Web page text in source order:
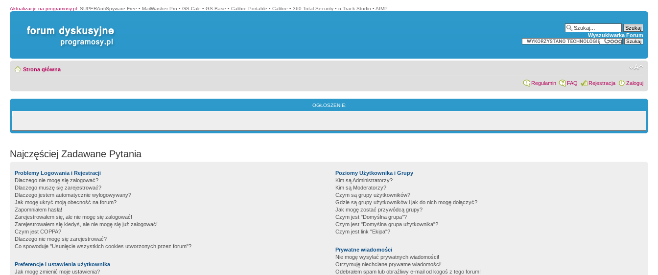
Aktualizacje na programosy.pl: SUPERAntiSpyware Free • MailWasher Pro • GS-Calc • GS-Base • Calibre Portable • Calibre • 360 Total Security • n-Track Studio • AIMP
Wyszukiwarka Forum
Strona główna
Regulamin FAQ Rejestracja Zaloguj
OGŁOSZENIE:
Najczęściej Zadawane Pytania
Problemy Logowania i Rejestracji
Dlaczego nie mogę się zalogować?
Dlaczego muszę się zarejestrować?
Dlaczego jestem automatycznie wylogowywany?
Jak mogę ukryć moją obecność na forum?
Zapomniałem hasła!
Zarejestrowałem się, ale nie mogę się zalogować!
Zarejestrowałem się kiedyś, ale nie mogę się już zalogować!
Czym jest COPPA?
Dlaczego nie mogę się zarejestrować?
Co spowoduje "Usunięcie wszystkich cookies utworzonych przez forum"?
Preferencje i ustawienia użytkownika
Jak mogę zmienić moje ustawienia?
Poziomy Użytkownika i Grupy
Kim są Administratorzy?
Kim są Moderatorzy?
Czym są grupy użytkowników?
Gdzie są grupy użytkowników i jak do nich mogę dołączyć?
Jak mogę zostać przywódcą grupy?
Czym jest "Domyślna grupa"?
Czym jest "Domyślna grupa użytkownika"?
Czym jest link "Ekipa"?
Prywatne wiadomości
Nie mogę wysyłać prywatnych wiadomości!
Otrzymuję niechciane prywatne wiadomości!
Odebrałem spam lub obraźliwy e-mail od kogoś z tego forum!